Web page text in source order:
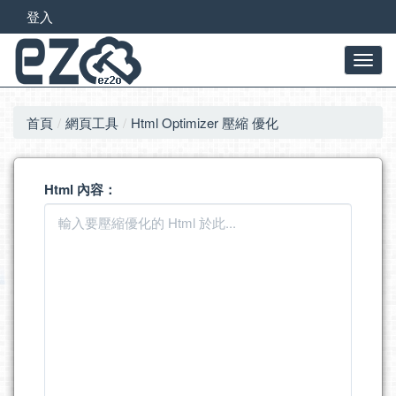
登入
首頁 網頁工具 Html Optimizer 壓縮 優化
Html 內容：